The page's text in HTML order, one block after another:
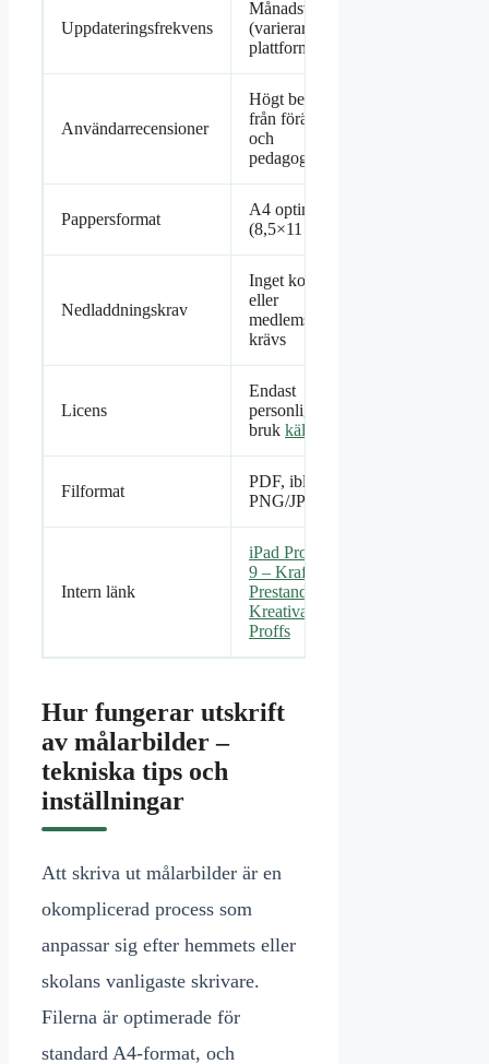
Uppdateringsfrekvens
Månadsvis
(varierar per
plattform)
Användarrecensioner
Högt betyg
från föräldrar
och
pedagoger
Pappersformat
A4 optimerat
(8,5×11 tum)
Nedladdningskrav
Inget konto
eller
medlemsskap
krävs
Licens
Endast
personligt
bruk källa
Filformat
PDF, ibland
PNG/JPG
Intern länk
iPad Pro 12
9 – Kraftfull
Prestanda för
Kreativa
Proffs
Hur fungerar utskrift
av målarbilder –
tekniska tips och
inställningar
Att skriva ut målarbilder är en
okomplicerad process som
anpassar sig efter hemmets eller
skolans vanligaste skrivare.
Filerna är optimerade för
standard A4-format, och